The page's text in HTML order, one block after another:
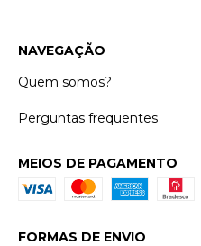
NAVEGAÇÃO
Quem somos?
Perguntas frequentes
MEIOS DE PAGAMENTO
FORMAS DE ENVIO